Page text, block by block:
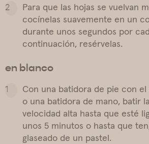
Para que las hojas se vuelvan
cocínelas suavemente en un
durante unos segundos por
continuación, resérvelas.
en blanco
Con una batidora de pie con
o una batidora de mano, batir
velocidad alta hasta que esté
unos 5 minutos o hasta que
glaseado de un pastel.